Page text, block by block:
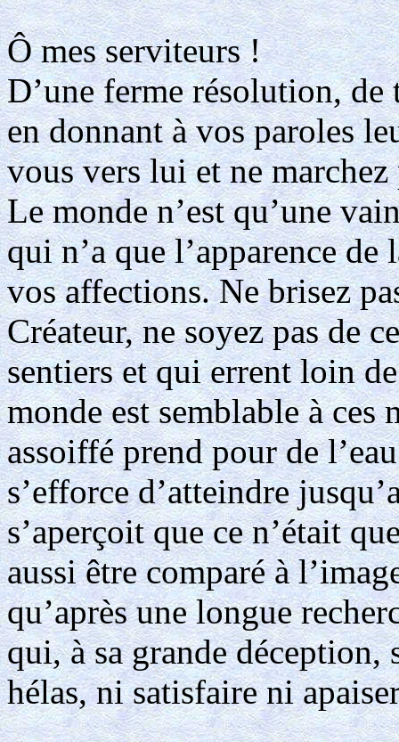
Ô mes serviteurs !
D’une ferme résolution,
en donnant à vos paroles
vous vers lui et ne
Le monde n’est qu’une
qui n’a que l’apparence
vos affections. Ne brisez
Créateur, ne soyez pas de
sentiers et qui errent loin
monde est semblable à ces
assoiffé prend pour de
s’efforce d’atteindre
s’aperçoit que ce n’était
aussi être comparé à
qu’après une longue
qui, à sa grande déception,
hélas, ni satisfaire ni